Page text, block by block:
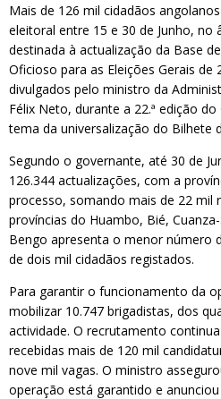
Mais de 126 mil cidadãos
eleitoral entre 15 e 30 de Junho, no
destinada à actualização da Base
Oficioso para as Eleições Gerais de
divulgados pelo ministro da
Félix Neto, durante a 22.ª edição do
tema da universalização do Bilhete
Segundo o governante, até 30 de
126.344 actualizações, com a
processo, somando mais de 22 mil
províncias do Huambo, Bié,
Bengo apresenta o menor número
de dois mil cidadãos registados.
Para garantir o funcionamento da
mobilizar 10.747 brigadistas, dos
actividade. O recrutamento
recebidas mais de 120 mil
nove mil vagas. O ministro
operação está garantido e